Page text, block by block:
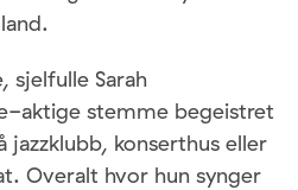
sjelfulle Sarah
aktige stemme begeistret
jazzklubb, konserthus eller
Overalt hvor hun synger